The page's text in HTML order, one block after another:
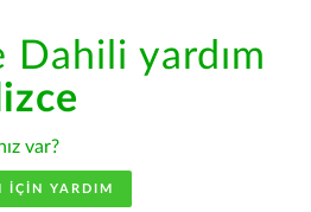
Dahili yardım
var?
IÇIN YARDIM